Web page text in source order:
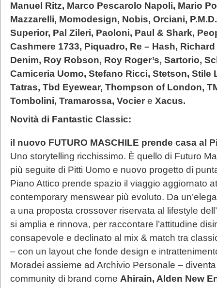
Manuel Ritz, Marco Pescarolo Napoli, Mario
Mazzarelli, Momodesign, Nobis, Orciani,
Superior, Pal Zileri, Paoloni, Paul & Shark,
Cashmere 1733, Piquadro, Re – Hash,
Denim, Roy Robson, Roy Roger’s, Sartorio,
Camiceria Uomo, Stefano Ricci, Stetson,
Tatras, Tbd Eyewear, Thompson of London,
Tombolini, Tramarossa, Vocier e Xacus.
Novità di Fantastic Classic:
il nuovo FUTURO MASCHILE prende casa al
Uno storytelling ricchissimo. È quello di Futuro
più seguite di Pitti Uomo e nuovo progetto di
Piano Attico prende spazio il viaggio aggiornato
contemporary menswear più evoluto. Da
a una proposta crossover riservata al lifestyle
si amplia e rinnova, per raccontare l’attitudine
consapevole e declinato al mix & match tra
– con un layout che fonde design e
Moradei assieme ad Archivio Personale –
community di brand come Ahirain, Alden New